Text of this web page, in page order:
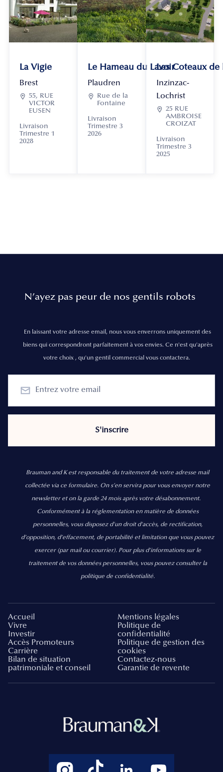
La Vigie
Brest
 55, RUE
VICTOR
EUSEN
Livraison
Trimestre 1
2028
Le Hameau du Lavoir
Plaudren

Rue de la
Fontaine
Livraison
Trimestre 3
2026
Les Coteaux
Inzinzac-
Lochrist
 25 RUE
AMBROISE
CROIZAT
Livraison
Trimestre 3
2025
N’ayez pas peur de nos gentils robots
En laissant votre adresse email, nous vous enverrons uniquement des
biens qui correspondront parfaitement à vos envies. Ce n'est qu'après
votre choix , qu'un gentil commercial vous contactera.
Brauman and K est responsable du traitement de votre adresse mail
collectée via ce formulaire. On s’en servira pour vous envoyer notre
newsletter et on la garde 24 mois après votre désabonnement.
Conformément à la réglementation en matière de données
personnelles, vous disposez d'un droit d'accès, de rectification,
d’opposition, d’effacement, de portabilité et limitation que vous pouvez
exercer (par mail ou courrier). Pour plus d’informations sur le
traitement de vos données personnelles, vous pouvez consulter la
politique de confidentialité.
Accueil
Vivre
Investir
Accès Promoteurs
Carrière
Bilan de situation
patrimoniale et conseil
Mentions légales
Politique de
confidentialité
Politique de gestion des
cookies
Contactez-nous
Garantie de revente